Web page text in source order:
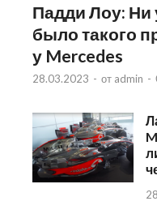
Падди Лоу: Ни
было такого
у Mercedes
28.03.2023 - от admin -